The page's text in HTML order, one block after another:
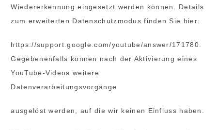
Wiedererkennung eingesetzt werden können. Details
zum erweiterten Datenschutzmodus finden Sie hier:
https://support.google.com/youtube/answer/171780.
Gegebenenfalls können nach der Aktivierung eines
YouTube-Videos weitere
Datenverarbeitungsvorgänge
ausgelöst werden, auf die wir keinen Einfluss haben.